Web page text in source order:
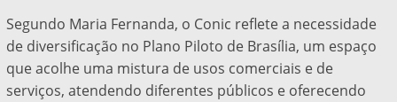
Segundo Maria Fernanda, o Conic reflete a necessidade
de diversificação no Plano Piloto de Brasília, um espaço
que acolhe uma mistura de usos comerciais e de
serviços, atendendo diferentes públicos e oferecendo